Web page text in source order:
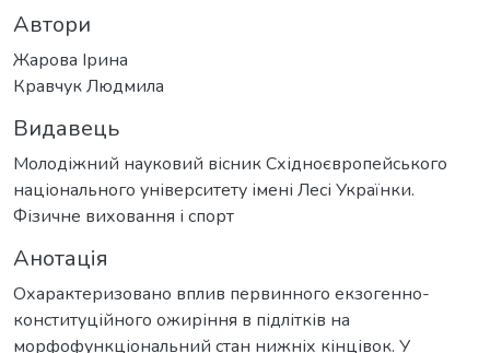
Автори
Жарова Ірина
Кравчук Людмила
Видавець
Молодіжний науковий вісник Східноєвропейського
національного університету імені Лесі Українки.
Фізичне виховання і спорт
Анотація
Охарактеризовано вплив первинного екзогенно-
конституційного ожиріння в підлітків на
морфофункціональний стан нижніх кінцівок. У